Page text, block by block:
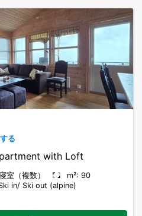
る
with Loft
室（複数）
m²: 90
in/ Ski out (alpine)